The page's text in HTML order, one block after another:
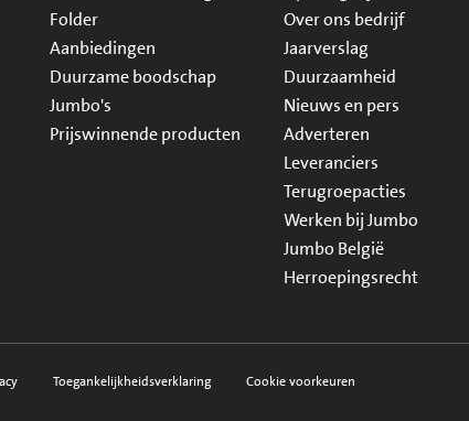
Folder
Aanbiedingen
Duurzame boodschap
Jumbo's
Prijswinnende producten
Over ons bedrijf
Jaarverslag
Duurzaamheid
Nieuws en pers
Adverteren
Leveranciers
Terugroepacties
Werken bij Jumbo
Jumbo België
Herroepingsrecht
Toegankelijkheidsverklaring Cookie voorkeuren